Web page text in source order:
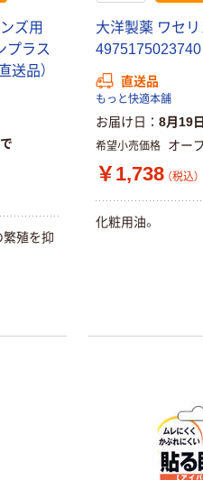
ズ用
プラス
送品）
繁殖を抑
大洋製薬 ワセ
4975175023740
直送品
もっと快適本舗
お届け日 8月19日
希望小売価格 オー
￥1,738 （税込）
化粧用油。